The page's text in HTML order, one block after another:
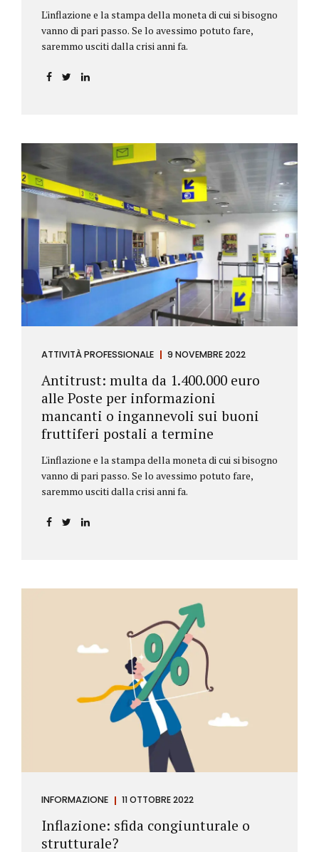
L'inflazione e la stampa della moneta di cui si bisogno
vanno di pari passo. Se lo avessimo potuto fare,
saremmo usciti dalla crisi anni fa.
ATTIVITÀ PROFESSIONALE 9 NOVEMBRE 2022
Antitrust: multa da 1.400.000 euro
alle Poste per informazioni
mancanti o ingannevoli sui buoni
fruttiferi postali a termine
L'inflazione e la stampa della moneta di cui si bisogno
vanno di pari passo. Se lo avessimo potuto fare,
saremmo usciti dalla crisi anni fa.
INFORMAZIONE 11 OTTOBRE 2022
Inflazione: sfida congiunturale o
strutturale?